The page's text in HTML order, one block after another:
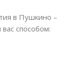
в Пушкино –
способом: